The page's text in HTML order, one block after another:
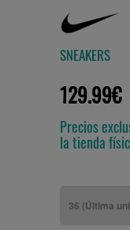
SNEAKERS
129.99€
Precios
la tienda